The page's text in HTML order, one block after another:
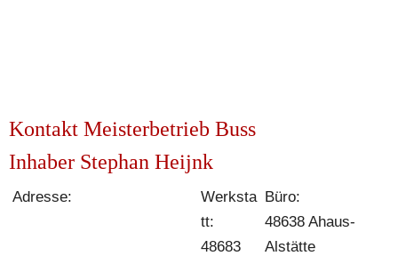
Kontakt Meisterbetrieb Buss
Inhaber Stephan Heijnk
Adresse:
Werksta
tt:
48683
Büro:
48638 Ahaus-
Alstätte